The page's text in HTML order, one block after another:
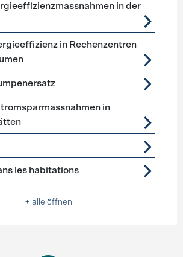
in der
in Rechenzentren
in
les habitations
+ alle öffnen